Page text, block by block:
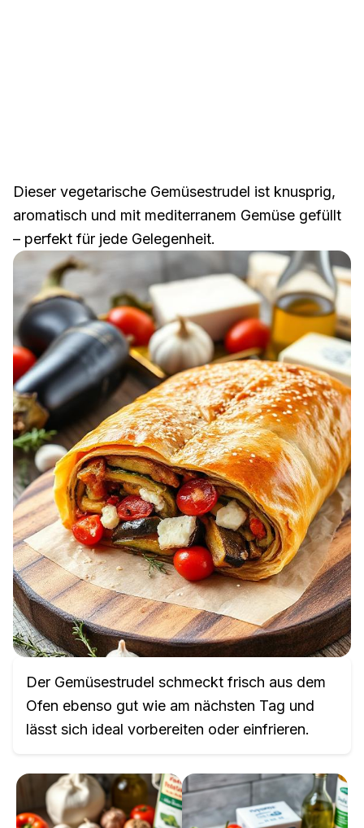
Dieser vegetarische Gemüsestrudel ist knusprig,
aromatisch und mit mediterranem Gemüse gefüllt
– perfekt für jede Gelegenheit.
Der Gemüsestrudel schmeckt frisch aus dem
Ofen ebenso gut wie am nächsten Tag und
lässt sich ideal vorbereiten oder einfrieren.